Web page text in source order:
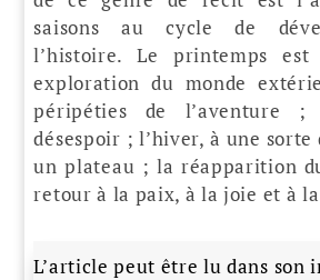
saisons au cycle de
l’histoire. Le printemps est
exploration du monde
péripéties de l’aventure ;
désespoir ; l’hiver, à une sorte
un plateau ; la réapparition
retour à la paix, à la joie et à
L’article peut être lu dans son